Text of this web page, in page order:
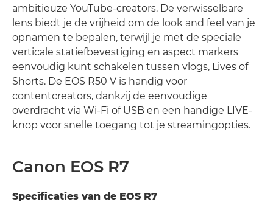
ambitieuze YouTube-creators. De verwisselbare
lens biedt je de vrijheid om de look and feel van je
opnamen te bepalen, terwijl je met de speciale
verticale statiefbevestiging en aspect markers
eenvoudig kunt schakelen tussen vlogs, Lives of
Shorts. De EOS R50 V is handig voor
contentcreators, dankzij de eenvoudige
overdracht via Wi-Fi of USB en een handige LIVE-
knop voor snelle toegang tot je streamingopties.
Canon EOS R7
Specificaties van de EOS R7